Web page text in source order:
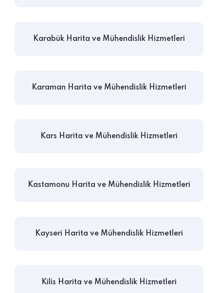
Karabük Harita ve Mühendislik Hizmetleri
Karaman Harita ve Mühendislik Hizmetleri
Kars Harita ve Mühendislik Hizmetleri
Kastamonu Harita ve Mühendislik Hizmetleri
Kayseri Harita ve Mühendislik Hizmetleri
Kilis Harita ve Mühendislik Hizmetleri